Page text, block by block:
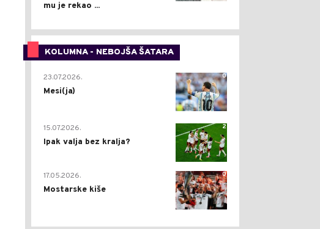
mu je rekao ...
KOLUMNA - NEBOJŠA ŠATARA
0
23.07.2026.
Mesi(ja)
2
15.07.2026.
Ipak valja bez kralja?
0
17.05.2026.
Mostarske kiše